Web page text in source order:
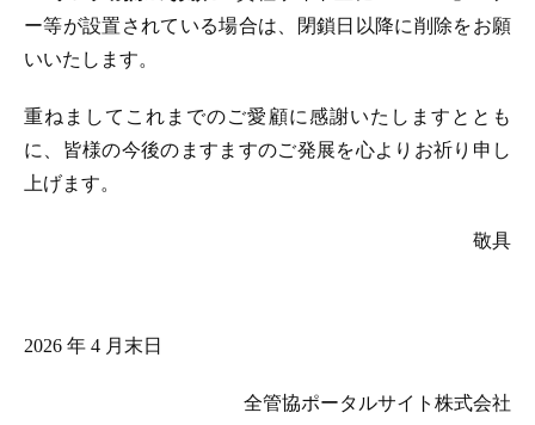
ー等が設置されている場合は、閉鎖日以降に削除をお願
いいたします。
重ねましてこれまでのご愛顧に感謝いたしますととも
に、皆様の今後のますますのご発展を心よりお祈り申し
上げます。
敬具
2026 年 4 月末日
全管協ポータルサイト株式会社